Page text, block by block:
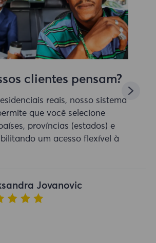
clientes pensam?
reais, nosso sistema
que você selecione
províncias (estados) e
um acesso flexível à
Jovanovic